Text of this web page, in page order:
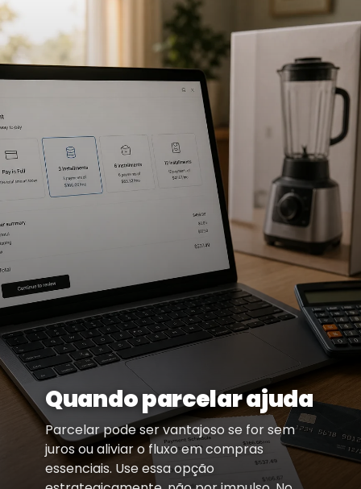
Quando parcelar ajuda
Parcelar pode ser vantajoso se for sem
juros ou aliviar o fluxo em compras
essenciais. Use essa opção